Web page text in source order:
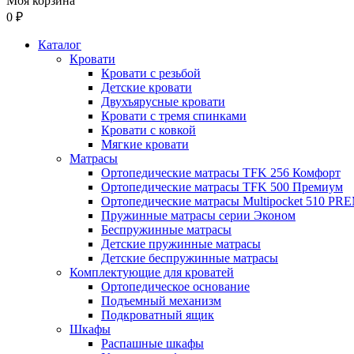
0 ₽
Каталог
Кровати
Кровати с резьбой
Детские кровати
Двухъярусные кровати
Кровати с тремя спинками
Кровати с ковкой
Мягкие кровати
Матрасы
Ортопедические матрасы TFK 256 Комфорт
Ортопедические матрасы TFK 500 Премиум
Ортопедические матрасы Multipocket 510
Пружинные матрасы серии Эконом
Беспружинные матрасы
Детские пружинные матрасы
Детские беспружинные матрасы
Комплектующие для кроватей
Ортопедическое основание
Подъемный механизм
Подкроватный ящик
Шкафы
Распашные шкафы